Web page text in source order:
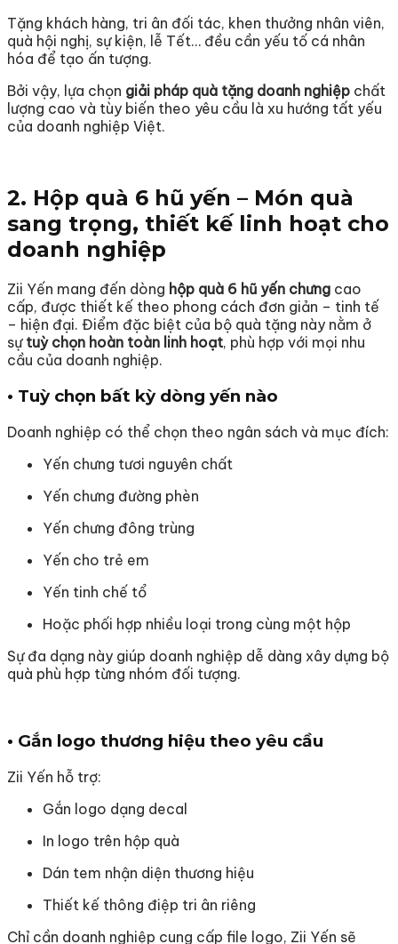
Tặng khách hàng, tri ân đối tác, khen thưởng nhân viên,
quà hội nghị, sự kiện, lễ Tết… đều cần yếu tố cá nhân
hóa để tạo ấn tượng.
Bởi vậy, lựa chọn giải pháp quà tặng doanh nghiệp chất
lượng cao và tùy biến theo yêu cầu là xu hướng tất yếu
của doanh nghiệp Việt.
2. Hộp quà 6 hũ yến – Món quà
sang trọng, thiết kế linh hoạt cho
doanh nghiệp
Zii Yến mang đến dòng hộp quà 6 hũ yến chưng cao
cấp, được thiết kế theo phong cách đơn giản – tinh tế
– hiện đại. Điểm đặc biệt của bộ quà tặng này nằm ở
sự tuỳ chọn hoàn toàn linh hoạt, phù hợp với mọi nhu
cầu của doanh nghiệp.
• Tuỳ chọn bất kỳ dòng yến nào
Doanh nghiệp có thể chọn theo ngân sách và mục đích:
Yến chưng tươi nguyên chất
Yến chưng đường phèn
Yến chưng đông trùng
Yến cho trẻ em
Yến tinh chế tổ
Hoặc phối hợp nhiều loại trong cùng một hộp
Sự đa dạng này giúp doanh nghiệp dễ dàng xây dựng bộ
quà phù hợp từng nhóm đối tượng.
• Gắn logo thương hiệu theo yêu cầu
Zii Yến hỗ trợ:
Gắn logo dạng decal
In logo trên hộp quà
Dán tem nhận diện thương hiệu
Thiết kế thông điệp tri ân riêng
Chỉ cần doanh nghiệp cung cấp file logo, Zii Yến sẽ